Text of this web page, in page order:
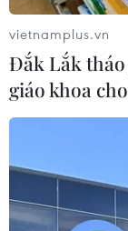
04/08/2026 05:54
Vì sao Google
vietnamplus.vn
Đắk Lắk tháo
giáo khoa